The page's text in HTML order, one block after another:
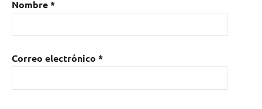
Nombre*
Correo electrónico *